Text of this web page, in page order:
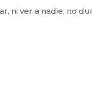
ni ver a nadie, no